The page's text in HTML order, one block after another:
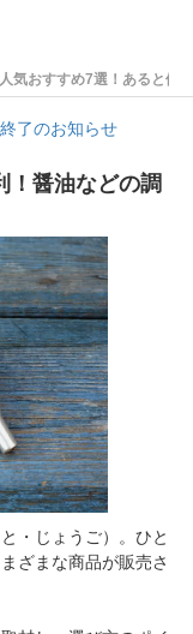
気おすすめ7選！あると便
了のお知らせ
！醤油などの調
・じょうご）。ひと
ざまな商品が販売さ